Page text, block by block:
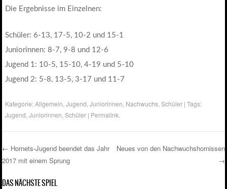
Die Ergebnisse im Einzelnen:
Schüler: 6-13, 17-5, 10-2 und 15-1
Juniorinnen: 8-7, 9-8 und 12-6
Jugend 1: 10-5, 15-10, 4-19 und 5-10
Jugend 2: 5-8, 13-5, 3-17 und 11-7
Kategorie:Allgemein ,Jugend ,Juniorinnen Nachwuchs ,Schüler | Tags:
Jugend ,Juniorinnen ,Schüler | Permalink
Post navigation
← Hornets-Jugend beendet das Jahr
2017 mit einem Sprung
Neues von den Nachwuchshornissen
→
DAS NÄCHSTE SPIEL